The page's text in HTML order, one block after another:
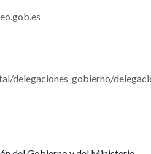
delegaciones_gobierno/